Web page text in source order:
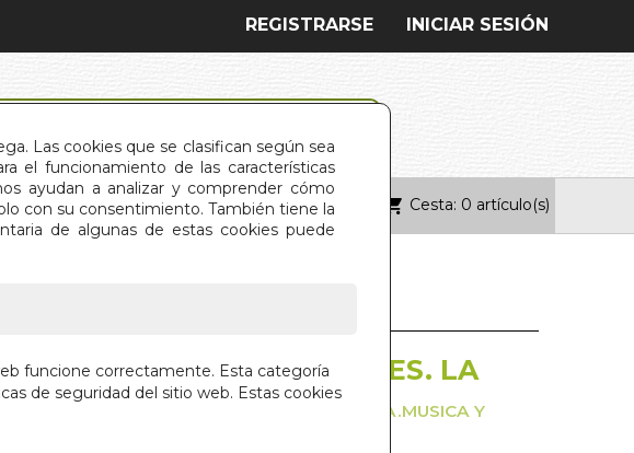
Las cookies que se clasifican según sea
el funcionamiento de las características
ayudan a analizar y comprender cómo
con su consentimiento. También tiene la
de algunas de estas cookies puede
funcione correctamente. Esta categoría
de seguridad del sitio web. Estas cookies
INICIAR SESIÓN
REGISTRARSE
CONTACTO Cesta: 0 artículo(s)
PRACTICA DE LOS ANGELES. LA
CURSO COMPLETO EN TEORIA Y PRACTICA.MUSICA Y